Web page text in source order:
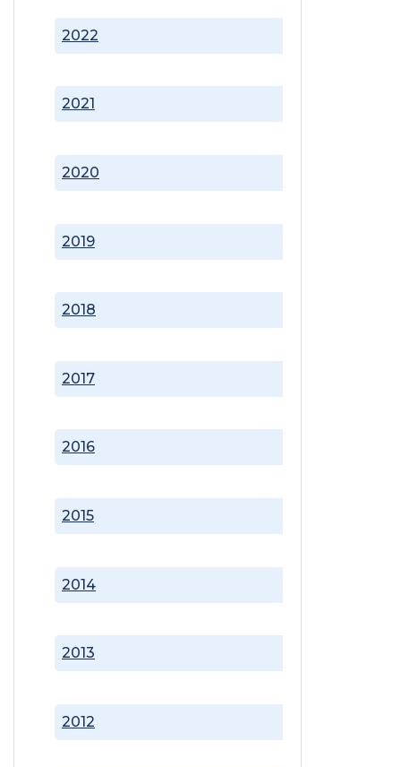
2012
2013
2014
2015
2016
2017
2018
2019
2020
2021
2022